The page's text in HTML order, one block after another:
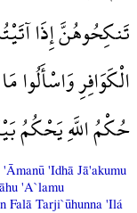
تَنكِحُوهُنَّ إِذَا
الْكَوَافِرِ وَاسْأَلُوا
حُكْمُ اللَّهِ يَحْكُمُ
'Idhā Jā'akumu
'A`lamu
Falā Tarji`ūhunna 'Ilá